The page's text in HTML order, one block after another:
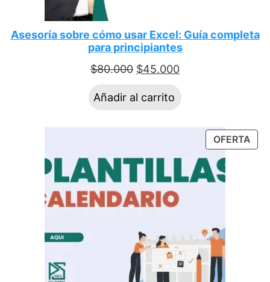
Asesoría sobre cómo usar Excel: Guía completa
para principiantes
$80.000 $45.000
Añadir al carrito
OFERTA